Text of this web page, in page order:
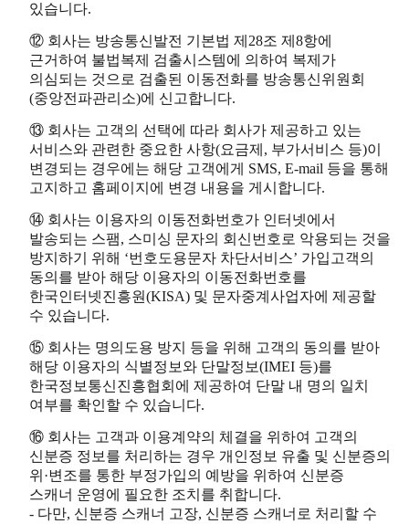
있습니다.
⑫ 회사는 방송통신발전 기본법 제28조 제8항에
근거하여 불법복제 검출시스템에 의하여 복제가
의심되는 것으로 검출된 이동전화를 방송통신위원회
(중앙전파관리소)에 신고합니다.
⑬ 회사는 고객의 선택에 따라 회사가 제공하고 있는
서비스와 관련한 중요한 사항(요금제, 부가서비스 등)이
변경되는 경우에는 해당 고객에게 SMS, E-mail 등을 통해
고지하고 홈페이지에 변경 내용을 게시합니다.
⑭ 회사는 이용자의 이동전화번호가 인터넷에서
발송되는 스팸, 스미싱 문자의 회신번호로 악용되는 것을
방지하기 위해 ‘번호도용문자 차단서비스’ 가입고객의
동의를 받아 해당 이용자의 이동전화번호를
한국인터넷진흥원(KISA) 및 문자중계사업자에 제공할
수 있습니다.
⑮ 회사는 명의도용 방지 등을 위해 고객의 동의를 받아
해당 이용자의 식별정보와 단말정보(IMEI 등)를
한국정보통신진흥협회에 제공하여 단말 내 명의 일치
여부를 확인할 수 있습니다.
⑯ 회사는 고객과 이용계약의 체결을 위하여 고객의
신분증 정보를 처리하는 경우 개인정보 유출 및 신분증의
위·변조를 통한 부정가입의 예방을 위하여 신분증
스캐너 운영에 필요한 조치를 취합니다.
- 다만, 신분증 스캐너 고장, 신분증 스캐너로 처리할 수